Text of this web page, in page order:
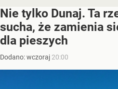
Nie tylko Dunaj. Ta
sucha, że zamienia
dla pieszych
Dodano:wczoraj 20:00